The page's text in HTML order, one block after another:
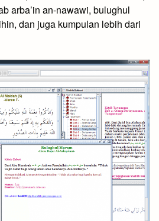
arba’in an-nawawi, bulughul
dan juga kumpulan lebih dari